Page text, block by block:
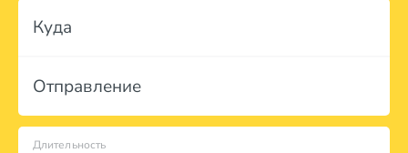
Куда
Отправление
Длительность